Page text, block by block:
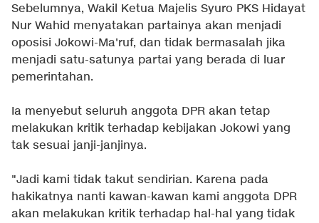
Sebelumnya, Wakil Ketua Majelis Syuro PKS Hidayat
Nur Wahid menyatakan partainya akan menjadi
oposisi Jokowi-Ma'ruf, dan tidak bermasalah jika
menjadi satu-satunya partai yang berada di luar
pemerintahan.
Ia menyebut seluruh anggota DPR akan tetap
melakukan kritik terhadap kebijakan Jokowi yang
tak sesuai janji-janjinya.
"Jadi kami tidak takut sendirian. Karena pada
hakikatnya nanti kawan-kawan kami anggota DPR
akan melakukan kritik terhadap hal-hal yang tidak